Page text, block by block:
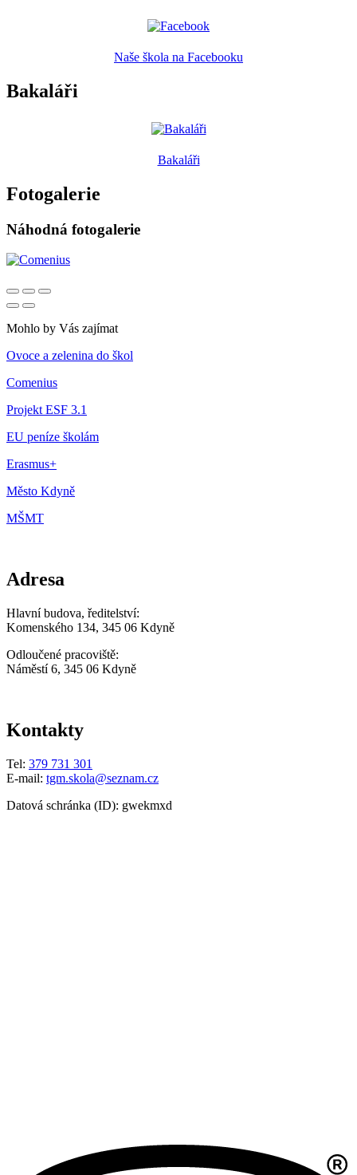
Naše škola na Facebooku
Bakaláři
Bakaláři
Fotogalerie
Náhodná fotogalerie
Mohlo by Vás zajímat
Ovoce a zelenina do škol
Comenius
Projekt ESF 3.1
EU peníze školám
Erasmus+
Město Kdyně
MŠMT
Adresa
Hlavní budova, ředitelství:
Komenského 134, 345 06 Kdyně
Odloučené pracoviště:
Náměstí 6, 345 06 Kdyně
Kontakty
Tel: 379 731 301
E-mail: tgm.skola@seznam.cz
Datová schránka (ID): gwekmxd